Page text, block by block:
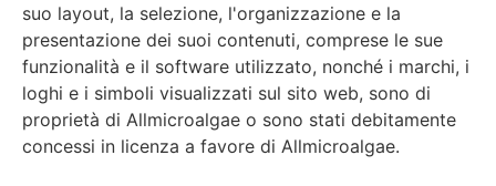
suo layout, la selezione, l'organizzazione e la
presentazione dei suoi contenuti, comprese le sue
funzionalità e il software utilizzato, nonché i marchi, i
loghi e i simboli visualizzati sul sito web, sono di
proprietà di Allmicroalgae o sono stati debitamente
concessi in licenza a favore di Allmicroalgae.